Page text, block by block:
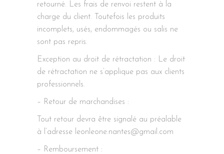
retourné. Les frais de renvoi restent à la
charge du client. Toutefois les produits
incomplets, usés, endommagés ou salis ne
sont pas repris.
Exception au droit de rétractation : Le droit
de rétractation ne s’applique pas aux clients
professionnels.
– Retour de marchandises :
Tout retour devra être signalé au préalable
à l’adresse leonleone.nantes@gmail.com
– Remboursement :